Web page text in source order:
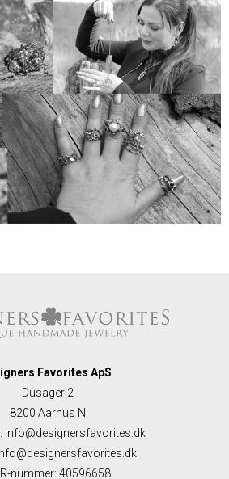
Favorites ApS
Dusager 2
8200 Aarhus N
: info@designersfavorites.dk
nummer: 40596658